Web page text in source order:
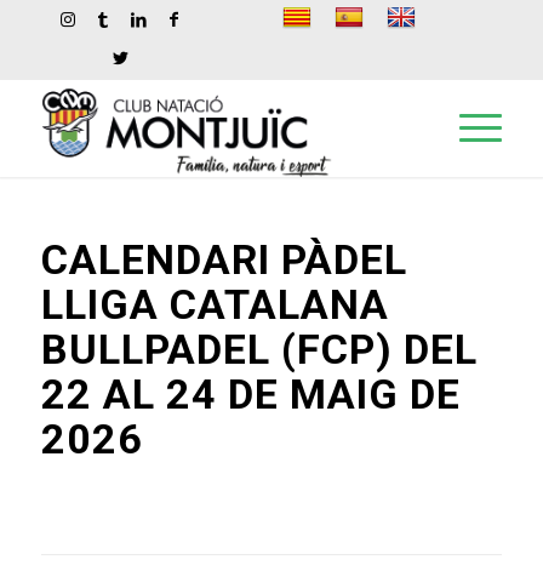
CALENDARI PÀDEL
LLIGA CATALANA
BULLPADEL (FCP) DEL
22 AL 24 DE MAIG DE
2026